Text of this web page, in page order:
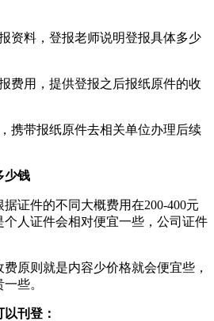
资料，登报老师说明登报具体多少
费用，提供登报之后报纸原件的收
携带报纸原件去相关单位办理后续
少钱
证件的不同大概费用在200-400元
人证件会相对便宜一些，公司证件
原则就是内容少价格就会便宜些，
些。
刊登：